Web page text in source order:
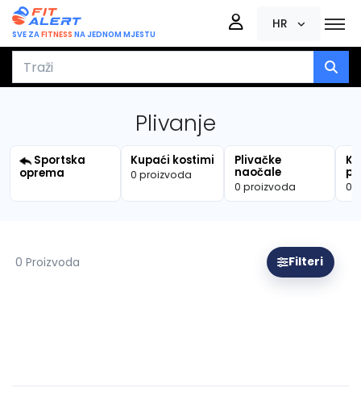
SVE ZAFITNESS NA JEDNOM MJESTU
HR
Plivanje
oprema
Kupaći kostimi
0 proizvoda
Plivačke
naočale
0 proizvoda 0
0 Proizvoda Filteri